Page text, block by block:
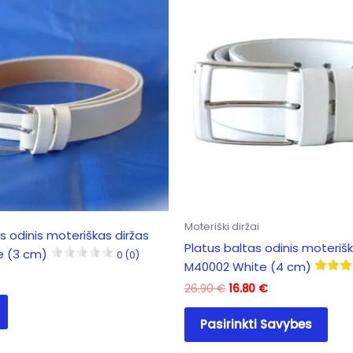
be
chosen
on
the
product
page
odinis moteriškas diržas
(3 cm)
0 (0)
Moteriški diržai
Platus baltas odinis
M40002 White (4 cm)
26.90€ Original
was:
26.90 €.
16.80 €Current
16.80 €.
Pasirinkti Savybes
This